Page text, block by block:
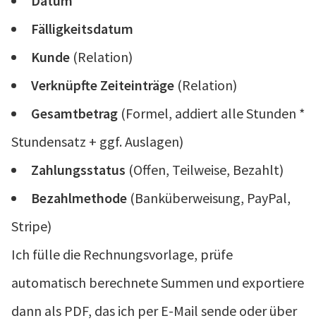
Fälligkeitsdatum
Kunde (Relation)
Verknüpfte Zeiteinträge (Relation)
Gesamtbetrag (Formel, addiert alle Stunden *
Stundensatz + ggf. Auslagen)
Zahlungsstatus (Offen, Teilweise, Bezahlt)
Bezahlmethode (Banküberweisung, PayPal,
Stripe)
Ich fülle die Rechnungsvorlage, prüfe
automatisch berechnete Summen und exportiere
dann als PDF, das ich per E-Mail sende oder über